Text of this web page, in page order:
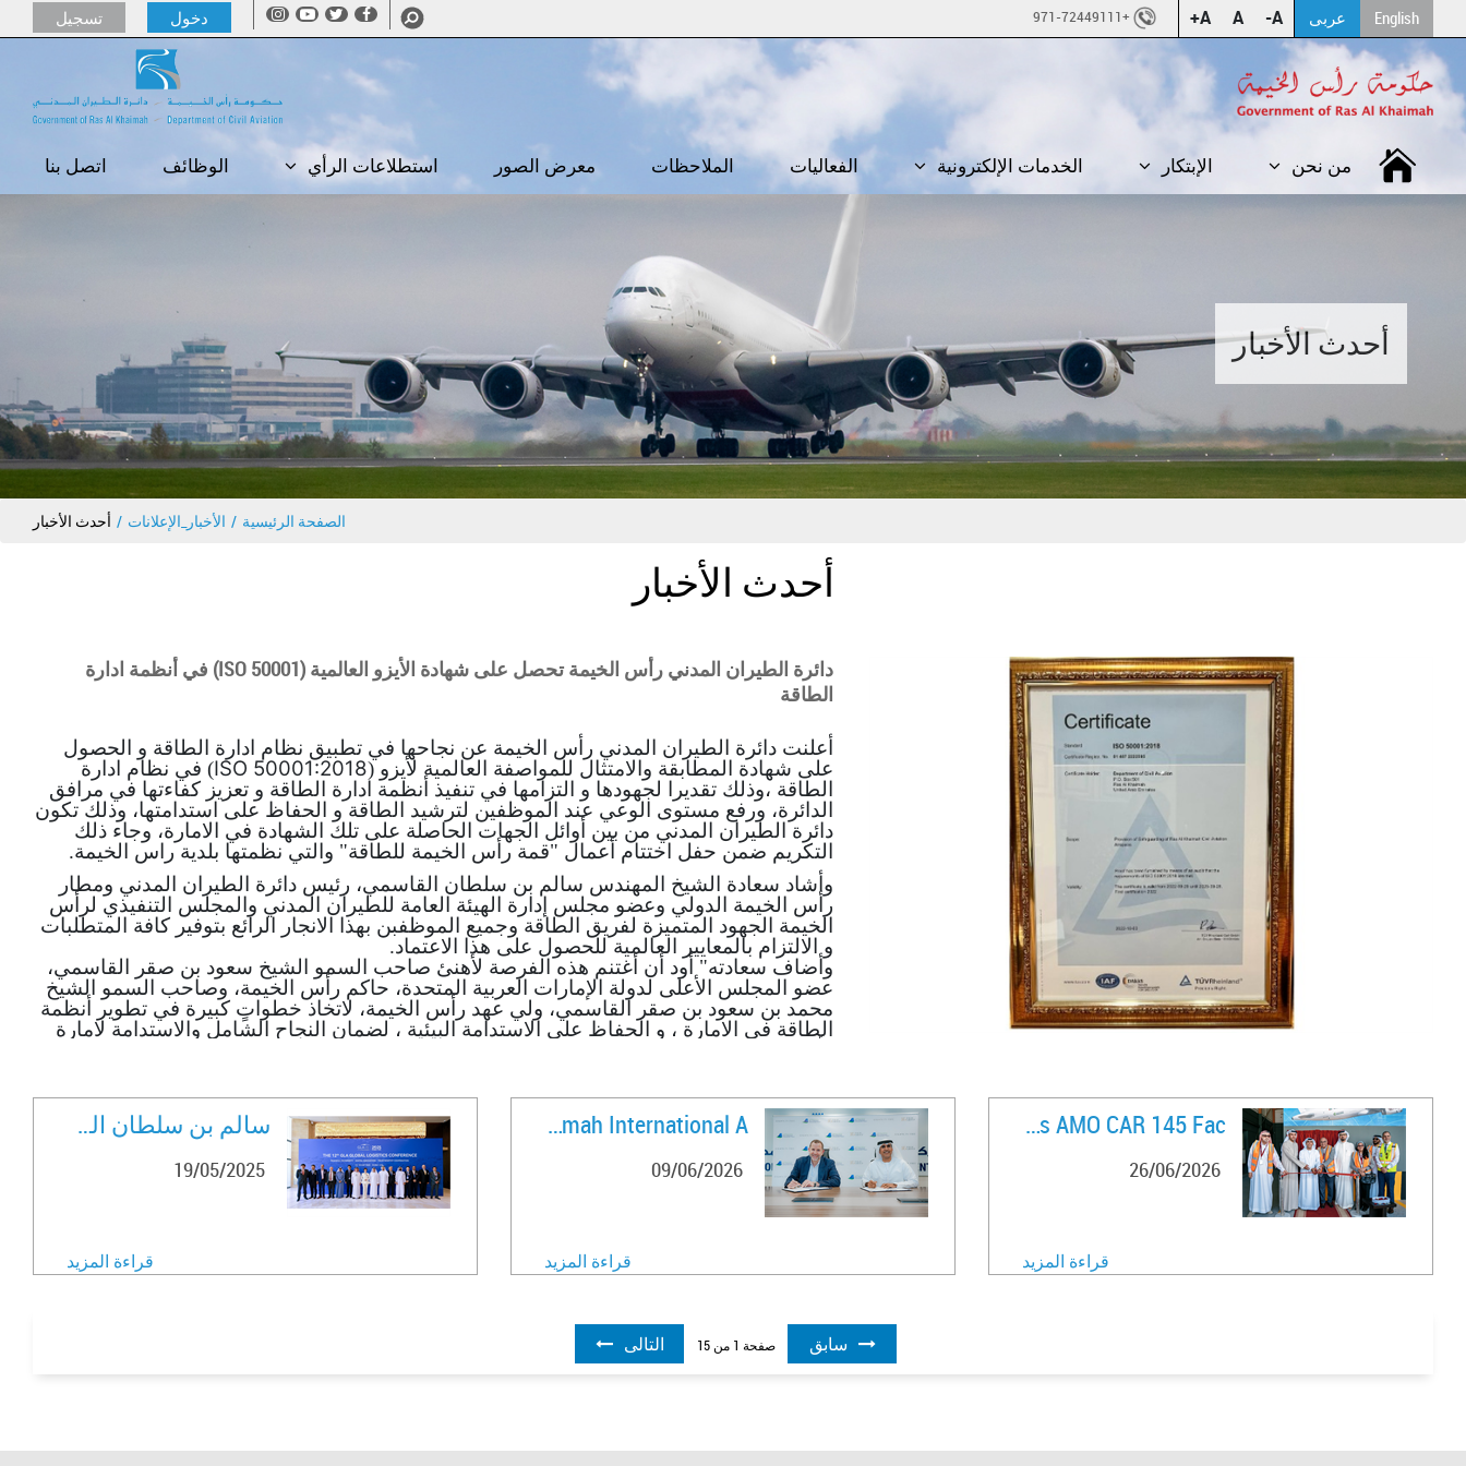
English عربى A-
A
A+
+971-72449111 دخول تسجيل
من نحن الإبتكار الخدمات الإلكترونية الفعاليات الملاحظات معرض الصور استطلاعات الرأي الوظائف اتصل بنا
أحدث الأخبار
الصفحة الرئيسية الأخبار_الإعلانات أحدث الأخبار
أحدث الأخبار
دائرة الطيران المدني رأس الخيمة تحصل على شهادة الأيزو العالمية (ISO 50001) في أنظمة ادارة
الطاقة
أعلنت دائرة الطيران المدني رأس الخيمة عن نجاحها في تطبيق نظام ادارة الطاقة و الحصول
على شهادة المطابقة والامتثال للمواصفة العالمية لأيزو (ISO 50001:2018) في نظام ادارة
الطاقة ،وذلك تقديرا لجهودها و التزامها في تنفيذ أنظمة ادارة الطاقة و تعزيز كفاءتها في مرافق
الدائرة، ورفع مستوى الوعي عند الموظفين لترشيد الطاقة و الحفاظ على استدامتها، وذلك تكون
دائرة الطيران المدني من بين أوائل الجهات الحاصلة على تلك الشهادة في الامارة، وجاء ذلك
التكريم ضمن حفل اختتام أعمال "قمة رأس الخيمة للطاقة" والتي نظمتها بلدية راس الخيمة.
وأشاد سعادة الشيخ المهندس سالم بن سلطان القاسمي، رئيس دائرة الطيران المدني ومطار
رأس الخيمة الدولي وعضو مجلس إدارة الهيئة العامة للطيران المدني والمجلس التنفيذي لرأس
الخيمة الجهود المتميزة لفريق الطاقة وجميع الموظفبن بهذا الانجار الرائع بتوفير كافة المتطلبات
و الالتزام بالمعايير العالمية للحصول على هذا الاعتماد.
وأضاف سعادته" أود أن أغتنم هذه الفرصة لأهنئ صاحب السمو الشيخ سعود بن صقر القاسمي،
عضو المجلس الأعلى لدولة الإمارات العربية المتحدة، حاكم رأس الخيمة، وصاحب السمو الشيخ
محمد بن سعود بن صقر القاسمي، ولي عهد رأس الخيمة، لاتخاذ خطواتٍ كبيرة في تطوير أنظمة
الطاقة في الامارة ، و الحفاظ على الاستدامة البيئية ، لضمان النجاح الشامل والاستدامة لامارة
FlyVaayu Opens AMO CAR 145 Fac ..
26/06/2026
قراءة المزيد
Ras Al Khaimah International A ..
09/06/2026
قراءة المزيد
سالم بن سلطان القاسمي يشهد انط ..
19/05/2025
قراءة المزيد
سابق صفحة 1 من 15 التالى